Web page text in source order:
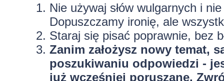
Nie używaj słów wulgarnych i
Dopuszczamy ironię, ale
Staraj się pisać poprawnie, bez
Zanim założysz nowy temat,
poszukiwaniu odpowiedzi -
już wcześniej poruszane.